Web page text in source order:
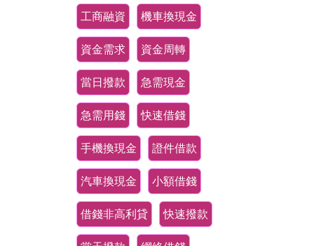
工商融資 機車換現金
資金需求 資金周轉
當日撥款 急需現金
急需用錢 快速借錢
手機換現金 證件借款
汽車換現金 小額借錢
借錢非高利貸 快速撥款